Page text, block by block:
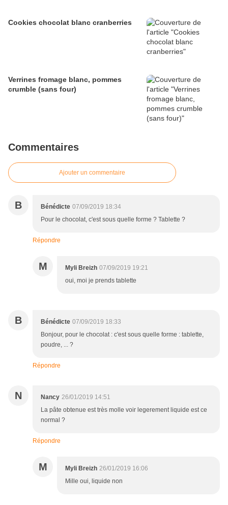
Cookies chocolat blanc cranberries
Verrines fromage blanc, pommes
crumble (sans four)
Commentaires
Ajouter un commentaire
B Bénédicte 07/09/2019 18:34
Pour le chocolat, c'est sous quelle forme ? Tablette ?
Répondre
M Myli Breizh 07/09/2019 19:21
oui, moi je prends tablette
B Bénédicte 07/09/2019 18:33
Bonjour, pour le chocolat : c'est sous quelle forme : tablette,
poudre, ... ?
Répondre
N Nancy 26/01/2019 14:51
La pâte obtenue est très molle voir legerement liquide est ce
normal ?
Répondre
M Myli Breizh 26/01/2019 16:06
Mille oui, liquide non